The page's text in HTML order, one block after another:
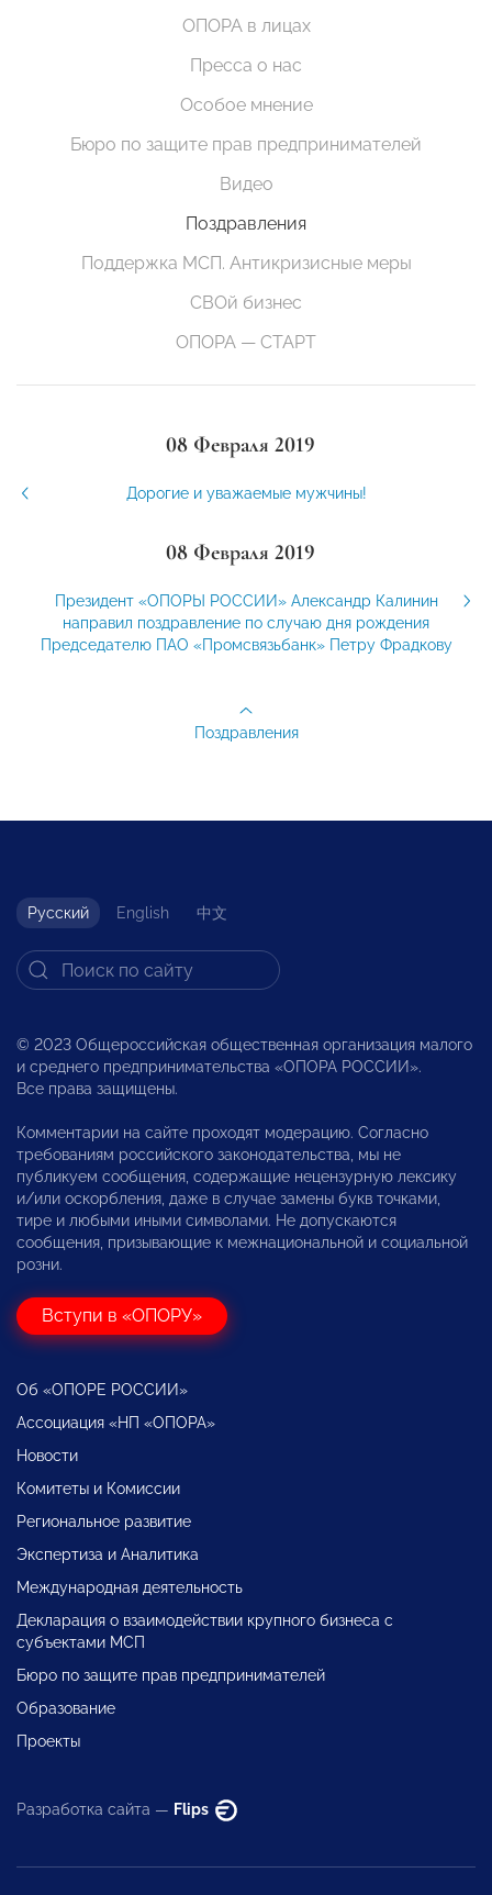
ОПОРА в лицах
Пресса о нас
Особое мнение
Бюро по защите прав предпринимателей
Видео
Поздравления
Поддержка МСП. Антикризисные меры
СВОй бизнес
ОПОРА — СТАРТ
08 Февраля 2019
Дорогие и уважаемые мужчины!
08 Февраля 2019
Президент «ОПОРЫ РОССИИ» Александр Калинин
направил поздравление по случаю дня рождения
Председателю ПАО «Промсвязьбанк» Петру Фрадкову
Поздравления
Русский English 中文
© 2023 Общероссийская общественная организация малого
и среднего предпринимательства «ОПОРА РОССИИ».
Все права защищены.
Комментарии на сайте проходят модерацию. Согласно
требованиям российского законодательства, мы не
публикуем сообщения, содержащие нецензурную лексику
и/или оскорбления, даже в случае замены букв точками,
тире и любыми иными символами. Не допускаются
сообщения, призывающие к межнациональной и социальной
розни.
Вступи в «ОПОРУ»
Об «ОПОРЕ РОССИИ»
Ассоциация «НП «ОПОРА»
Новости
Комитеты и Комиссии
Региональное развитие
Экспертиза и Аналитика
Международная деятельность
Декларация о взаимодействии крупного бизнеса с
субъектами МСП
Бюро по защите прав предпринимателей
Образование
Проекты
Разработка сайта — Flips